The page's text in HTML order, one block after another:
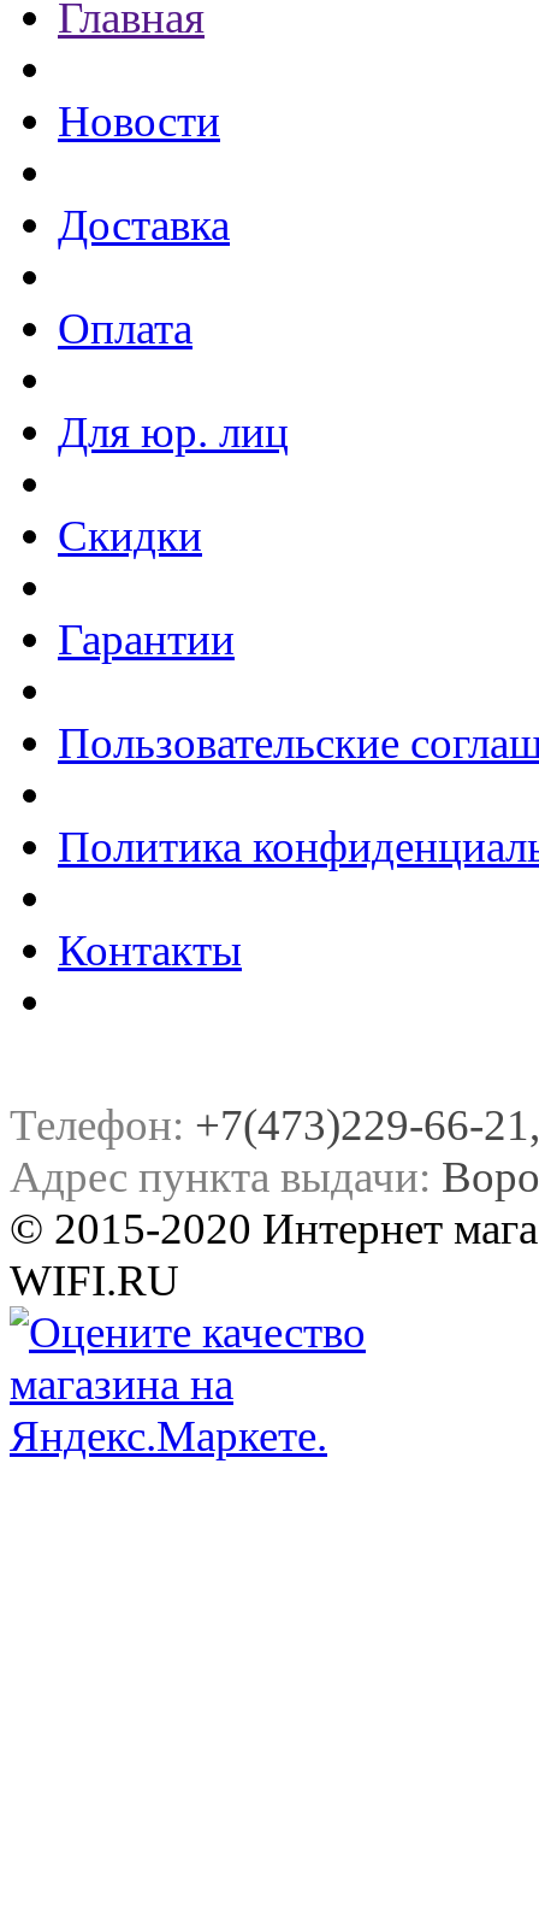
Главная
Новости
Доставка
Оплата
Для юр. лиц
Скидки
Гарантии
Пользовательские
Политика
Контакты
Телефон: +7(473)229-66-
Адрес пункта выдачи:
© 2015-2020 Интернет
WIFI.RU